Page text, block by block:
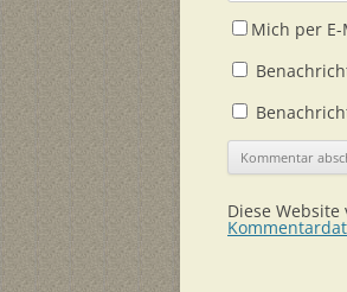
Mich per
Diese